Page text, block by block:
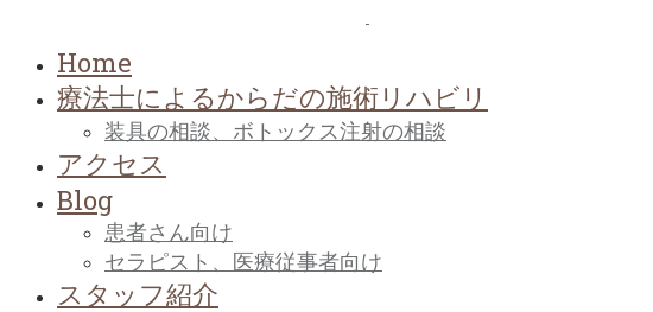
Home
療法士によるからだの施術リハビリ
装具の相談、ボトックス注射の相談
アクセス
Blog
患者さん向け
セラピスト、医療従事者向け
スタッフ紹介